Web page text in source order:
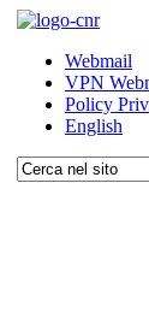
Webmail
VPN
Policy
English